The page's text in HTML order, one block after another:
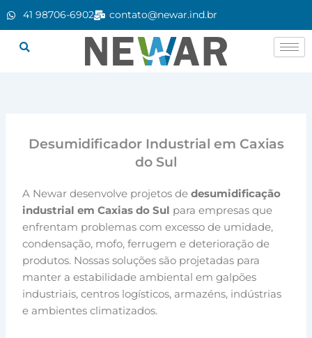
41 98706-6902 contato@newar.ind.br
Desumidificador Industrial em Caxias
do Sul
A Newar desenvolve projetos dedesumidificação
industrial em Caxias do Sul para empresas que
enfrentam problemas com excesso de umidade,
condensação, mofo, ferrugem e deterioração de
produtos. Nossas soluções são projetadas para
manter a estabilidade ambiental em galpões
industriais, centros logísticos, armazéns, indústrias
e ambientes climatizados.